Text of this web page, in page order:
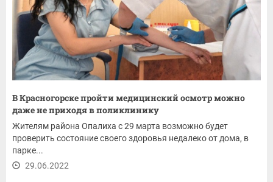
В Красногорске пройти медицинский осмотр можно
даже не приходя в поликлинику
Жителям района Опалиха с 29 марта возможно будет
проверить состояние своего здоровья недалеко от дома, в
парке...
29.06.2022